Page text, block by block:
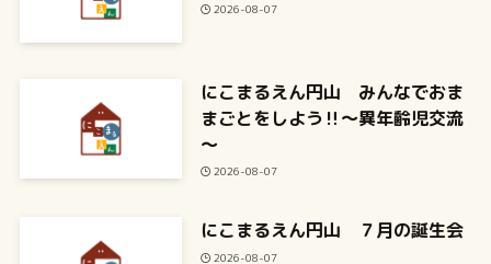
2026-08-07
にこまるえん円山 みんなでおま
まごとをしよう‼～異年齢児交流
～
2026-08-07
にこまるえん円山 ７月の誕生会
2026-08-07